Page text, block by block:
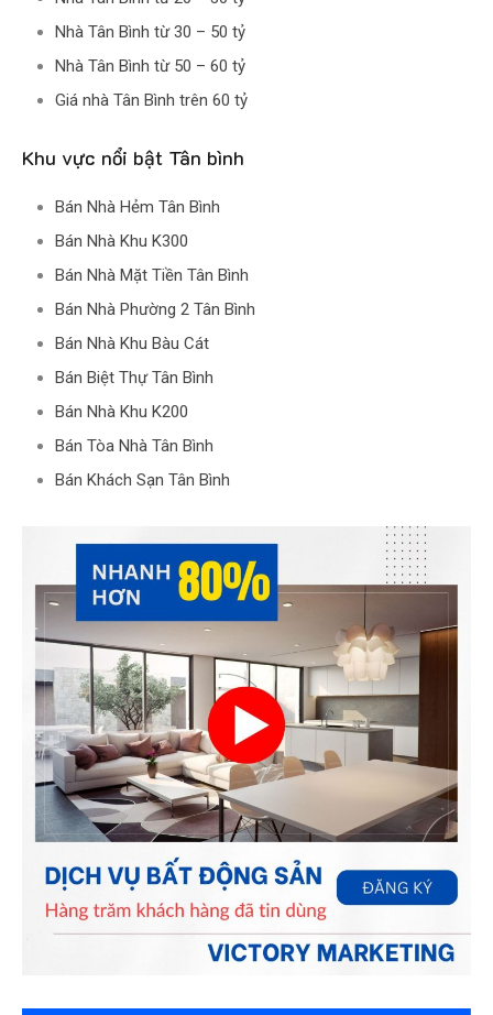
Nhà Tân Bình từ 30 – 50 tỷ
Nhà Tân Bình từ 50 – 60 tỷ
Giá nhà Tân Bình trên 60 tỷ
Khu vực nổi bật Tân bình
Bán Nhà Hẻm Tân Bình
Bán Nhà Khu K300
Bán Nhà Mặt Tiền Tân Bình
Bán Nhà Phường 2 Tân Bình
Bán Nhà Khu Bàu Cát
Bán Biệt Thự Tân Bình
Bán Nhà Khu K200
Bán Tòa Nhà Tân Bình
Bán Khách Sạn Tân Bình